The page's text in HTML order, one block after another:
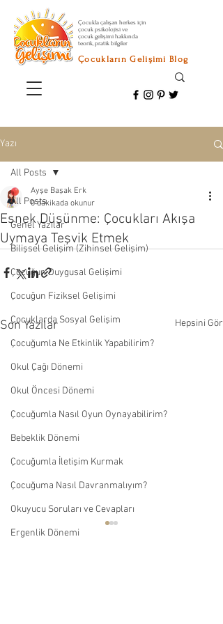
Çocukla çalışan herkes için
çocuk psikolojisi ve
çocuk gelişimi hakkında
teorik, pratik bilgiler
Çocukların Gelişimi Blog
Yazı
All Posts
Genel Yazılar
Bilişsel Gelişim (Zihinsel Gelişim)
Çocuğun Duygusal Gelişimi
Çocuğun Fiziksel Gelişimi
Çocuklarda Sosyal Gelişim
Çocuğumla Ne Etkinlik Yapabilirim?
Okul Çağı Dönemi
Okul Öncesi Dönemi
Çocuğumla Nasıl Oyun Oynayabilirim?
Bebeklik Dönemi
Çocuğumla İletişim Kurmak
Çocuğuma Nasıl Davranmalıyım?
Okuyucu Soruları ve Cevapları
Ergenlik Dönemi
All Posts
Esnek Düşünme: Çocukları Akışa
Uymaya Teşvik Etmek
Ayşe Başak Erk
0 dakikada okunur
Son Yazılar Hepsini Gör